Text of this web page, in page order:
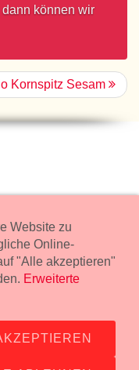
dann können wir
Kornspitz Sesam
Deine Party mit
GmbH,
Website zu
Online-
"Alle akzeptieren"
Erweiterte